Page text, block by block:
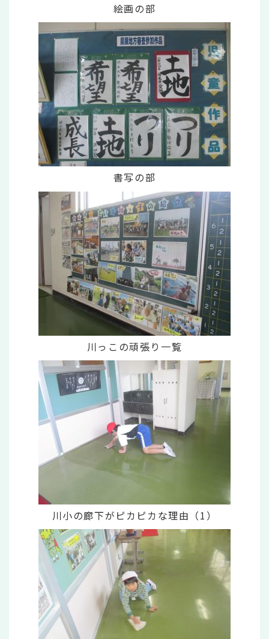
絵画の部
書写の部
川っこの頑張り一覧
川小の廊下がピカピカな理由（1）